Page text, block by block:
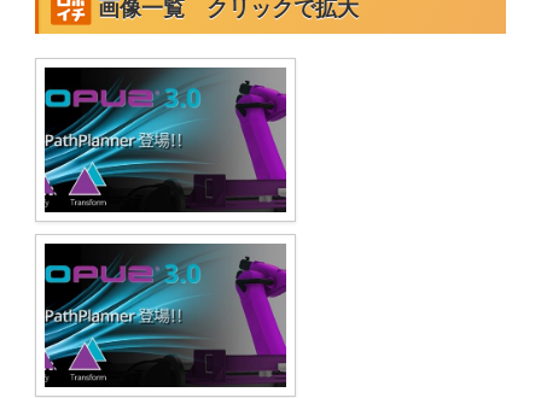
画像一覧 クリックで拡大